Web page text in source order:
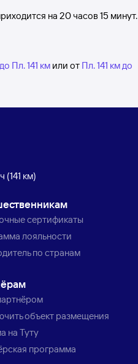
на 20часов 15 минут.
Пл. 141 км или от Пл. 141 км до
км)
сертификаты
лояльности
по странам
объект размещения
на Туту
программа